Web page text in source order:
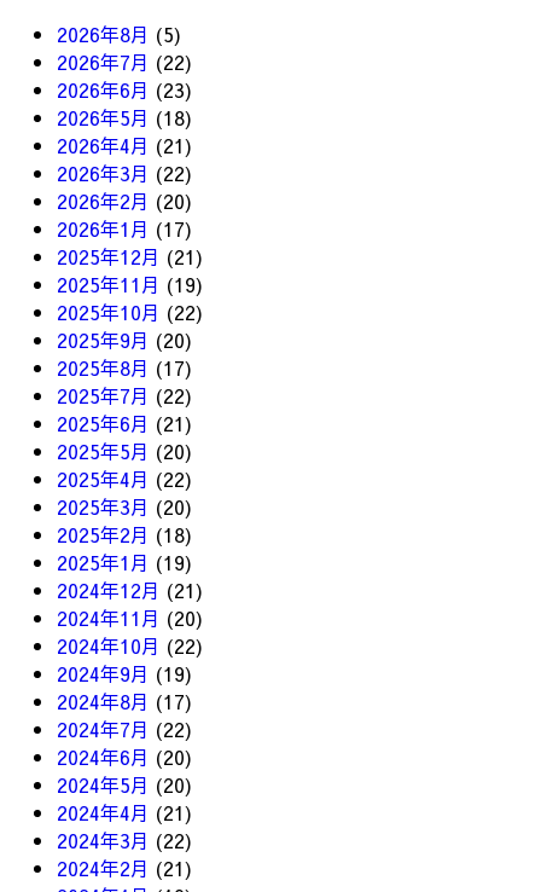
2026年8月 (5)
2026年7月 (22)
2026年6月 (23)
2026年5月 (18)
2026年4月 (21)
2026年3月 (22)
2026年2月 (20)
2026年1月 (17)
2025年12月 (21)
2025年11月 (19)
2025年10月 (22)
2025年9月 (20)
2025年8月 (17)
2025年7月 (22)
2025年6月 (21)
2025年5月 (20)
2025年4月 (22)
2025年3月 (20)
2025年2月 (18)
2025年1月 (19)
2024年12月 (21)
2024年11月 (20)
2024年10月 (22)
2024年9月 (19)
2024年8月 (17)
2024年7月 (22)
2024年6月 (20)
2024年5月 (20)
2024年4月 (21)
2024年3月 (22)
2024年2月 (21)